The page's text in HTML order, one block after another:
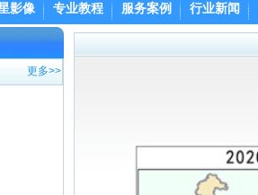
影像 专业教程 服务案例 行业新闻
更多>>